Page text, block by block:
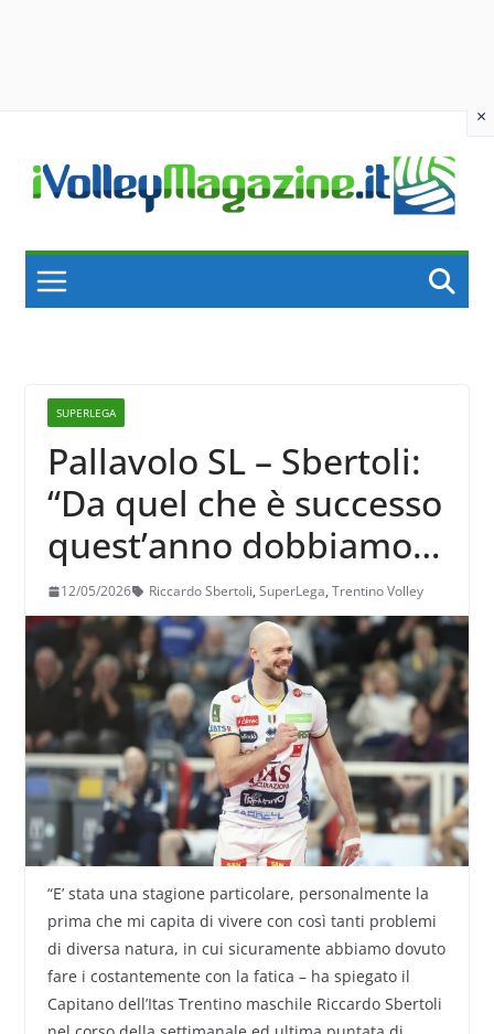
×
content
SUPERLEGA
Pallavolo SL – Sbertoli:
“Da quel che è successo
quest’anno dobbiamo
comunque aver
imparato qualcosa ed
uscirne cresciuti”.
12/05/2026 Riccardo Sbertoli, SuperLega, Trentino Volley
“E’ stata una stagione particolare, personalmente la
prima che mi capita di vivere con così tanti problemi
di diversa natura, in cui sicuramente abbiamo dovuto
fare i costantemente con la fatica – ha spiegato il
Capitano dell’Itas Trentino maschile Riccardo Sbertoli